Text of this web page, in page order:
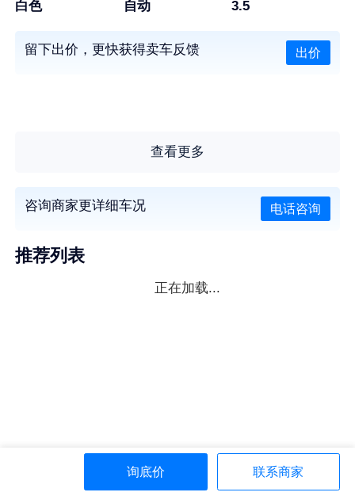
白色 自动 3.5
留下出价，更快获得卖车反馈 出价
查看更多
咨询商家更详细车况 电话咨询
推荐列表
正在加载...
询底价 联系商家